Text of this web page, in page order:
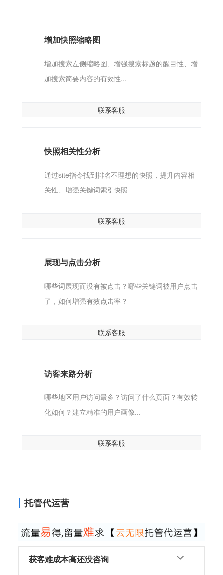
增加快照缩略图
增加搜索左侧缩略图、增强搜索标题的醒目性、增
加搜索简要内容的有效性...
联系客服
快照相关性分析
通过site指令找到排名不理想的快照，提升内容相
关性、增强关键词索引快照...
联系客服
展现与点击分析
哪些词展现而没有被点击？哪些关键词被用户点击
了，如何增强有效点击率？
联系客服
访客来路分析
哪些地区用户访问最多？访问了什么页面？有效转
化如何？建立精准的用户画像...
联系客服
托管代运营
获客难成本高还没咨询